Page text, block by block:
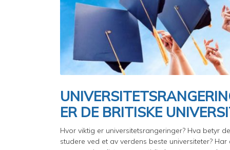
ER DE BRITISKE
Hvor viktig er universitetsrangeringer? Hva betyr
studere ved et av verdens beste universiteter?